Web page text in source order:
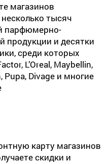
магазинов
тысяч
парфюмерно-
продукции и десятки
среди которых
L’Oreal, Maybellin,
Pupa, Divage и многие
карту магазинов
скидки и